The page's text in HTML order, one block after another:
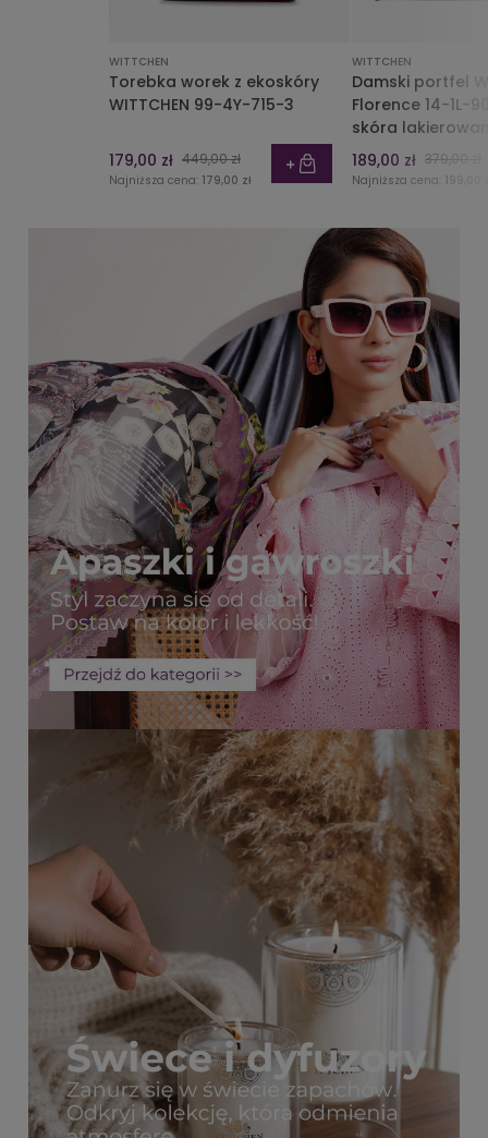
WITTCHEN
Torebka worek z ekoskóry
WITTCHEN 99-4Y-715-3
179,00 zł 449,00 zł
Najniższa cena: 179,00 zł
WITTCHEN
Damski portfel
Florence 14-1L-
skóra
189,00 zł 379,00 zł
Najniższa cena: 199,00